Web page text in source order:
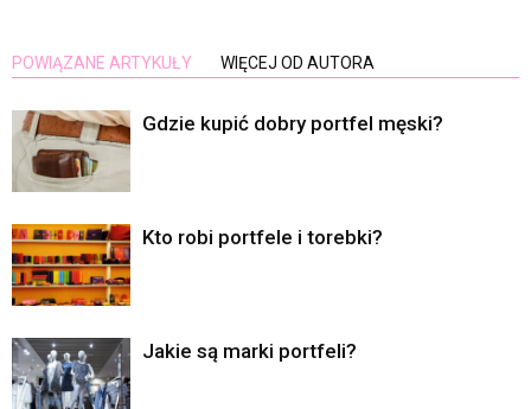
POWIĄZANE ARTYKUŁY WIĘCEJ OD AUTORA
Gdzie kupić dobry portfel męski?
Kto robi portfele i torebki?
Jakie są marki portfeli?